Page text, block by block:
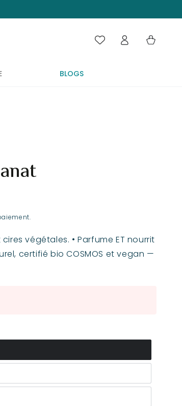
BLOGS
ConnexionPanier
végétales. • Parfume ET nourrit
certifié bio COSMOS et vegan —